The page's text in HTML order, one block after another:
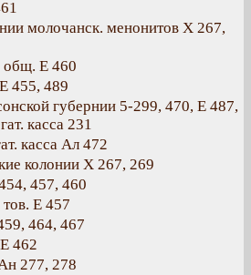
молочанск. менонитов Х 267,
общ. Е 460
455, 489
губернии 5-299, 470, Е 487,
касса 231
касса Ал 472
колонии Х 267, 269
457, 460
Е 457
464, 467
462
277, 278